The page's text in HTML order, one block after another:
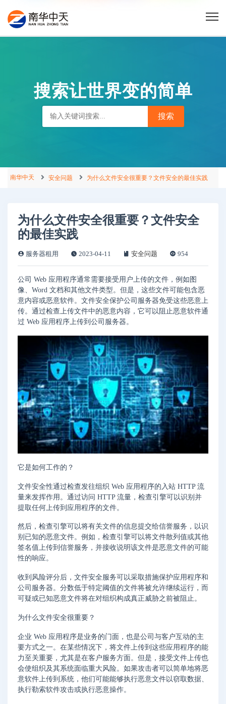
搜索让世界变的简单
南华中天 安全问题 为什么文件安全很重要？文件安全的最佳实践
为什么文件安全很重要？文件安全
的最佳实践
服务器租用 2023-04-11 安全问题 954
公司 Web 应用程序通常需要接受用户上传的文件，例如图
像、Word 文档和其他文件类型。但是，这些文件可能包含恶
意内容或恶意软件。文件安全保护公司服务器免受这些恶意上
传。通过检查上传文件中的恶意内容，它可以阻止恶意软件通
过 Web 应用程序上传到公司服务器。
它是如何工作的？
文件安全性通过检查发往组织 Web 应用程序的入站 HTTP 流
量来发挥作用。通过访问 HTTP 流量，检查引擎可以识别并
提取任何上传到应用程序的文件。
然后，检查引擎可以将有关文件的信息提交给信誉服务，以识
别已知的恶意文件。例如，检查引擎可以将文件散列值或其他
签名值上传到信誉服务，并接收说明该文件是恶意文件的可能
性的响应。
收到风险评分后，文件安全服务可以采取措施保护应用程序和
公司服务器。分数低于特定阈值的文件将被允许继续运行，而
可疑或已知恶意文件将在对组织构成真正威胁之前被阻止。
为什么文件安全很重要？
企业 Web 应用程序是业务的门面，也是公司与客户互动的主
要方式之一。在某些情况下，将文件上传到这些应用程序的能
力至关重要，尤其是在客户服务方面。但是，接受文件上传也
会使组织及其系统面临重大风险。如果攻击者可以简单地将恶
意软件上传到系统，他们可能能够执行恶意文件以窃取数据、
执行勒索软件攻击或执行恶意操作。